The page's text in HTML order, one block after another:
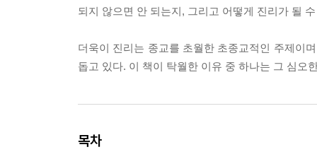
되지 않으면 안 되는지, 그리고 어떻게 진리가 될
더욱이 진리는 종교를 초월한 초종교적인 주제이
돕고 있다. 이 책이 탁월한 이유 중 하나는 그 심오
목차